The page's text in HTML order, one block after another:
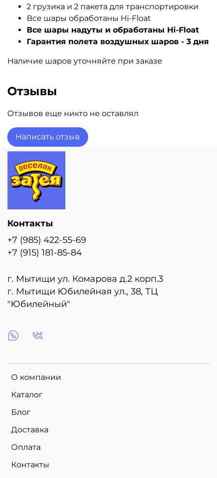
2 грузика и 2 пакета для транспортировки
Все шары обработаны Hi-Float
Все шары надуты и обработаны Hi-Float
Гарантия полета воздушных шаров - 3 дня
Наличие шаров уточняйте при заказе
Отзывы
Отзывов еще никто не оставлял
Написать отзыв
О компании
Каталог
Блог
Доставка
Оплата
Контакты
Контакты
+7 (985) 422-55-69
+7 (915) 181-85-84
г. Мытищи ул. Комарова д.2 корп.3
г. Мытищи Юбилейная ул., 38, ТЦ
"Юбилейный"